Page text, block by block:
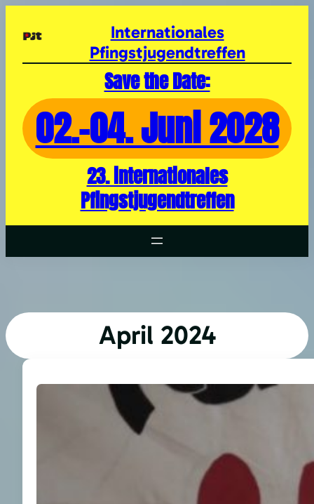
springen
Internationales
Pfingstjugendtreffen
Save the Date:
02.-04. Juni 2028
23. internationales
Pfingstjugendtreffen
April 2024